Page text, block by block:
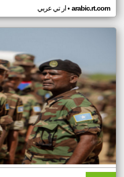
ار تي عربي• arabic.rt.com